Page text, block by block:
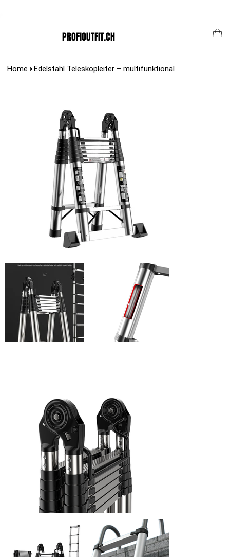
PROFIOUTFIT.CH
Home >Edelstahl Teleskopleiter – multifunktional